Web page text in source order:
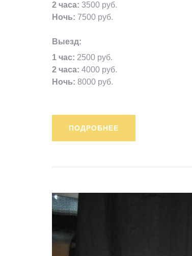
2 часа: 3500 руб.
Ночь: 7500 руб.
Выезд:
1 час: 2500 руб.
2 часа: 4000 руб.
Ночь: 8000 руб.
ПОДРОБНЕЕ